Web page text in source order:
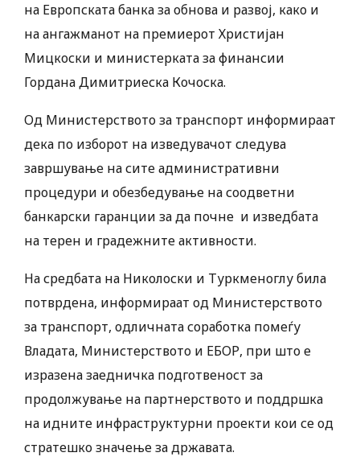
на Европската банка за обнова и развој, како и
на ангажманот на премиерот Христијан
Мицкоски и министерката за финансии
Гордана Димитриеска Кочоска.
Од Министерството за транспорт информираат
дека по изборот на изведувачот следува
завршување на сите административни
процедури и обезбедување на соодветни
банкарски гаранции за да почне и изведбата
на терен и градежните активности.
На средбата на Николоски и Туркменоглу била
потврдена, информираат од Министерството
за транспорт, одличната соработка помеѓу
Владата, Министерството и ЕБОР, при што е
изразена заедничка подготвеност за
продолжување на партнерството и поддршка
на идните инфраструктурни проекти кои се од
стратешко значење за државата.